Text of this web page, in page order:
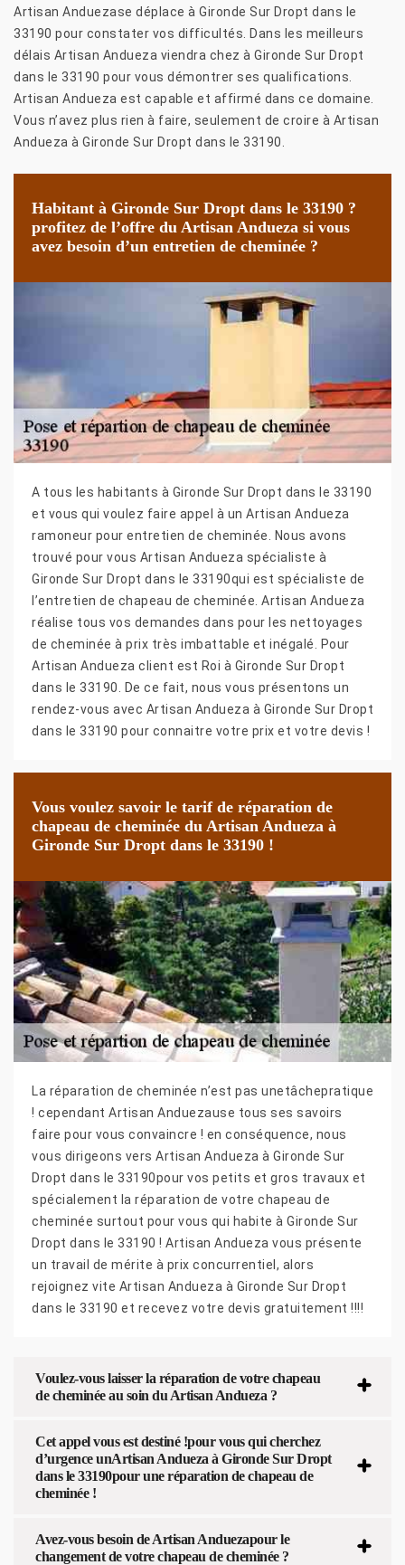
Artisan Anduezase déplace à Gironde Sur Dropt dans le
33190 pour constater vos difficultés. Dans les meilleurs
délais Artisan Andueza viendra chez à Gironde Sur Dropt
dans le 33190 pour vous démontrer ses qualifications.
Artisan Andueza est capable et affirmé dans ce domaine.
Vous n’avez plus rien à faire, seulement de croire à Artisan
Andueza à Gironde Sur Dropt dans le 33190.
Habitant à Gironde Sur Dropt dans le 33190 ?
profitez de l’offre du Artisan Andueza si vous
avez besoin d’un entretien de cheminée ?
A tous les habitants à Gironde Sur Dropt dans le 33190
et vous qui voulez faire appel à un Artisan Andueza
ramoneur pour entretien de cheminée. Nous avons
trouvé pour vous Artisan Andueza spécialiste à
Gironde Sur Dropt dans le 33190qui est spécialiste de
l’entretien de chapeau de cheminée. Artisan Andueza
réalise tous vos demandes dans pour les nettoyages
de cheminée à prix très imbattable et inégalé. Pour
Artisan Andueza client est Roi à Gironde Sur Dropt
dans le 33190. De ce fait, nous vous présentons un
rendez-vous avec Artisan Andueza à Gironde Sur Dropt
dans le 33190 pour connaitre votre prix et votre devis !
Vous voulez savoir le tarif de réparation de
chapeau de cheminée du Artisan Andueza à
Gironde Sur Dropt dans le 33190 !
La réparation de cheminée n’est pas unetâchepratique
! cependant Artisan Anduezause tous ses savoirs
faire pour vous convaincre ! en conséquence, nous
vous dirigeons vers Artisan Andueza à Gironde Sur
Dropt dans le 33190pour vos petits et gros travaux et
spécialement la réparation de votre chapeau de
cheminée surtout pour vous qui habite à Gironde Sur
Dropt dans le 33190 ! Artisan Andueza vous présente
un travail de mérite à prix concurrentiel, alors
rejoignez vite Artisan Andueza à Gironde Sur Dropt
dans le 33190 et recevez votre devis gratuitement !!!!
Voulez-vous laisser la réparation de votre chapeau
de cheminée au soin du Artisan Andueza ?
Cet appel vous est destiné !pour vous qui cherchez
d’urgence unArtisan Andueza à Gironde Sur Dropt
dans le 33190pour une réparation de chapeau de
cheminée !
Avez-vous besoin de Artisan Anduezapour le
changement de votre chapeau de cheminée ?